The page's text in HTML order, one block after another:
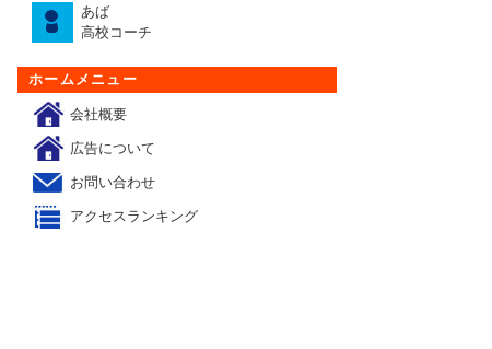
あば
高校コーチ
ホームメニュー
会社概要
広告について
お問い合わせ
アクセスランキング